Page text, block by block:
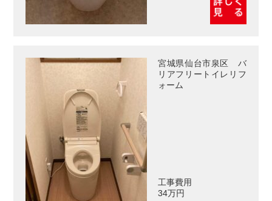
宮城県仙台市泉区 バ
リアフリートイレリフ
ォーム
工事費用
34万円